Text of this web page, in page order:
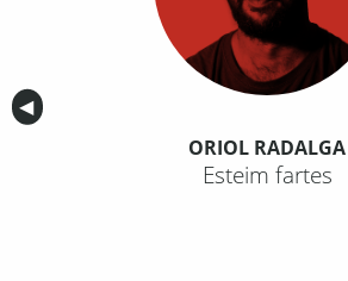
Anterior
◀︎
ORIOL RADALGA
Esteim fartes